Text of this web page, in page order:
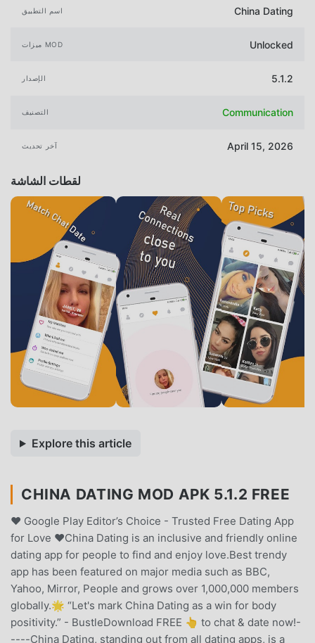
اسم التطبيق China Dating
ميزات MOD Unlocked
الإصدار 5.1.2
التصنيف Communication
آخر تحديث April 15, 2026
لقطات الشاشة
Explore this article
CHINA DATING MOD APK 5.1.2 FREE
❤️ Google Play Editor’s Choice - Trusted Free Dating App
for Love ❤️China Dating is an inclusive and friendly online
dating app for people to find and enjoy love.Best trendy
app has been featured on major media such as BBC,
Yahoo, Mirror, People and grows over 1,000,000 members
globally.🌟 “Let's mark China Dating as a win for body
positivity.” - BustleDownload FREE 👆 to chat & date now!-
----China Dating, standing out from all dating apps, is a